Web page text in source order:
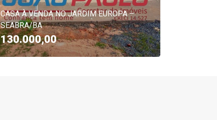
CASA À VENDA NO JARDIM EUROPA –
SEABRA/BA
130.000,00